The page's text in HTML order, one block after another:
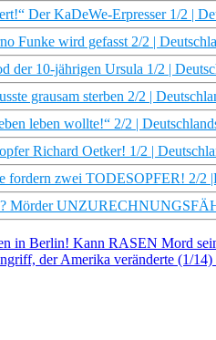
Der KaDeWe-Erpresser 1/2 |
Funke wird gefasst 2/2 |
der 10-jährigen Ursula 1/2 |
grausam sterben 2/2 |
leben wollte!“ 2/2 |
Richard Oetker! 1/2 |
fordern zwei TODESOPFER! 2/2
Mörder
in Berlin! Kann RASEN Mord
der Amerika veränderte (1/